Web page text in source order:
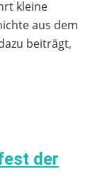
kleine
aus dem
beiträgt,
der